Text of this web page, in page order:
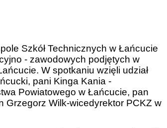
Szkół Technicznych w Łańcucie
- zawodowych podjętych w
W spotkaniu wzięli udział
pani Kinga Kania -
Powiatowego w Łańcucie, pan
Grzegorz Wilk-wicedyrektor PCKZ w